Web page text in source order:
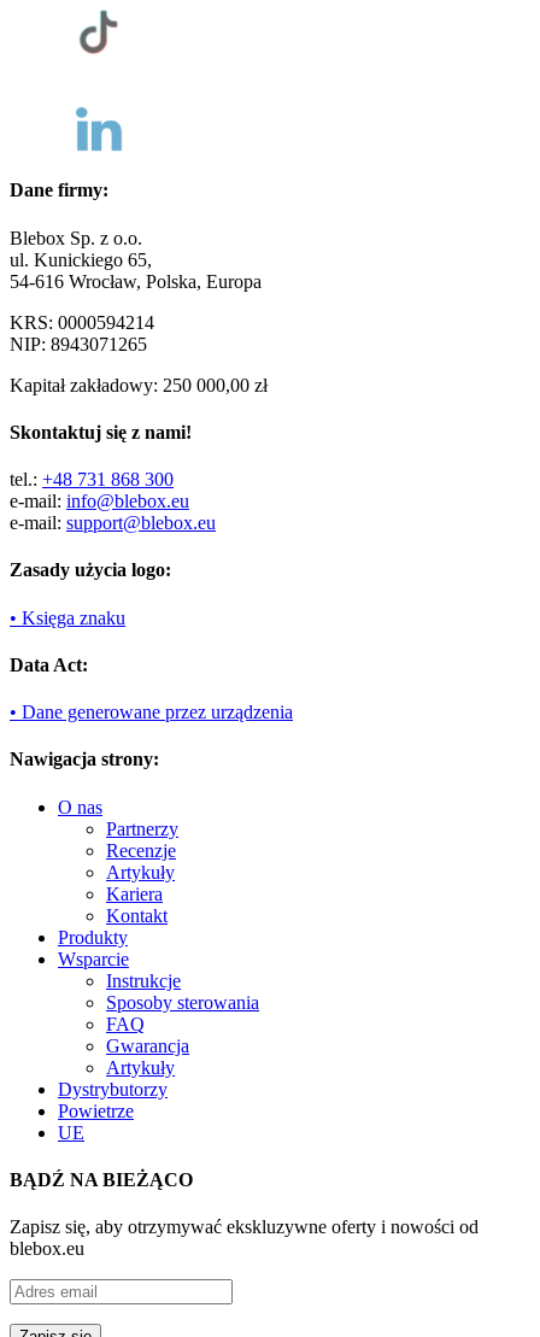
Dane firmy:
Blebox Sp. z o.o.
ul. Kunickiego 65,
54-616 Wrocław, Polska, Europa
KRS: 0000594214
NIP: 8943071265
Kapitał zakładowy: 250 000,00 zł
Skontaktuj się z nami!
tel.: +48 731 868 300
e-mail: info@blebox.eu
e-mail: support@blebox.eu
Zasady użycia logo:
• Księga znaku
Data Act:
• Dane generowane przez urządzenia
Nawigacja strony:
O nas
Partnerzy
Recenzje
Artykuły
Kariera
Kontakt
Produkty
Wsparcie
Instrukcje
Sposoby sterowania
FAQ
Gwarancja
Artykuły
Dystrybutorzy
Powietrze
UE
BĄDŹ NA BIEŻĄCO
Zapisz się, aby otrzymywać ekskluzywne oferty i nowości od
blebox.eu